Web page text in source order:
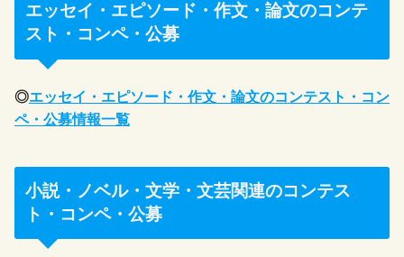
エッセイ・エピソード・作文・論文のコンテ
スト・コンペ・公募
◎エッセイ・エピソード・作文・論文のコンテスト・コン
ペ・公募情報一覧
小説・ノベル・文学・文芸関連のコンテス
ト・コンペ・公募